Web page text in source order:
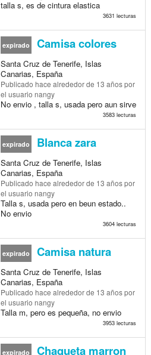
talla s, es de cintura elastica
3631 lecturas
expirado Camisa colores
Santa Cruz de Tenerife, Islas
Canarias, España
Publicado hace alrededor de 13 añospor
el usuario nangy
No envio , talla s, usada pero aun sirve
3583 lecturas
expirado Blanca zara
Santa Cruz de Tenerife, Islas
Canarias, España
Publicado hace alrededor de 13 añospor
el usuario nangy
Talla s, usada pero en beun estado..
No envio
3604 lecturas
expirado Camisa natura
Santa Cruz de Tenerife, Islas
Canarias, España
Publicado hace alrededor de 13 añospor
el usuario nangy
Talla m, pero es pequeña, no envio
3953 lecturas
expirado Chaqueta marron